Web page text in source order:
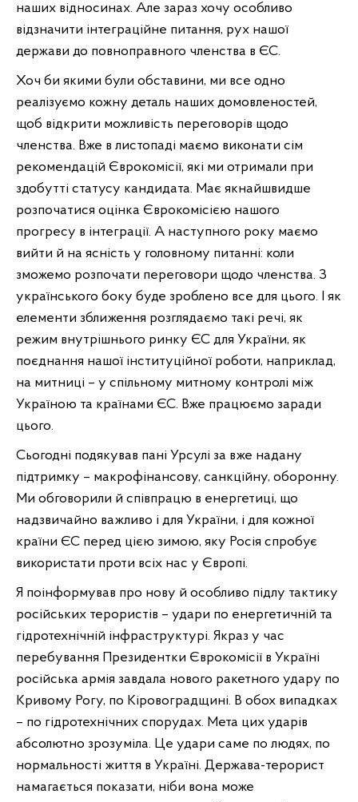
наших відносинах. Але зараз хочу особливо
відзначити інтеграційне питання, рух нашої
держави до повноправного членства в ЄС.
Хоч би якими були обставини, ми все одно
реалізуємо кожну деталь наших домовленостей,
щоб відкрити можливість переговорів щодо
членства. Вже в листопаді маємо виконати сім
рекомендацій Єврокомісії, які ми отримали при
здобутті статусу кандидата. Має якнайшвидше
розпочатися оцінка Єврокомісією нашого
прогресу в інтеграції. А наступного року маємо
вийти й на ясність у головному питанні: коли
зможемо розпочати переговори щодо членства. З
українського боку буде зроблено все для цього. І як
елементи зближення розглядаємо такі речі, як
режим внутрішнього ринку ЄС для України, як
поєднання нашої інституційної роботи, наприклад,
на митниці – у спільному митному контролі між
Україною та країнами ЄС. Вже працюємо заради
цього.
Сьогодні подякував пані Урсулі за вже надану
підтримку – макрофінансову, санкційну, оборонну.
Ми обговорили й співпрацю в енергетиці, що
надзвичайно важливо і для України, і для кожної
країни ЄС перед цією зимою, яку Росія спробує
використати проти всіх нас у Європі.
Я поінформував про нову й особливо підлу тактику
російських терористів – удари по енергетичній та
гідротехнічній інфраструктурі. Якраз у час
перебування Президентки Єврокомісії в Україні
російська армія завдала нового ракетного удару по
Кривому Рогу, по Кіровоградщині. В обох випадках
– по гідротехнічних спорудах. Мета цих ударів
абсолютно зрозуміла. Це удари саме по людях, по
нормальності життя в Україні. Держава-терорист
намагається показати, ніби вона може